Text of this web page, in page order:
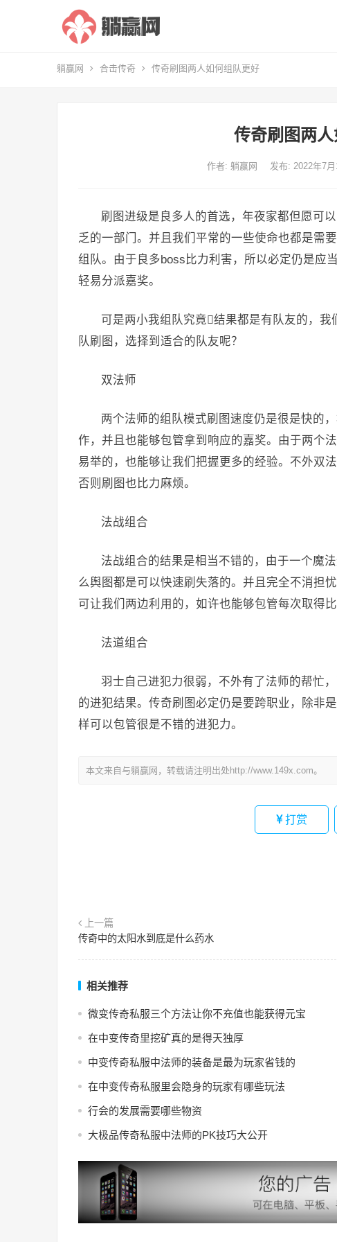
躺赢网 合击传奇 传奇刷图两人如何组队更好
传奇刷图两
作者: 躺赢网 发布: 2022年7月
刷图进级是良多人的首选，年夜家都但愿可
乏的一部门。并且我们平常的一些使命也都是需
组队。由于良多boss比力利害，所以必定仍是应
轻易分派嘉奖。
可是两小我组队究竟结果都是有队友的，
队刷图，选择到适合的队友呢？
双法师
两个法师的组队模式刷图速度仍是很是快的
作，并且也能够包管拿到响应的嘉奖。由于两个
易举的，也能够让我们把握更多的经验。不外双
否则刷图也比力麻烦。
法战组合
法战组合的结果是相当不错的，由于一个魔
么舆图都是可以快速刷失落的。并且完全不消担
可让我们两边利用的，如许也能够包管每次取得比
法道组合
羽士自己进犯力很弱，不外有了法师的帮忙
的进犯结果。传奇刷图必定仍是要跨职业，除非
样可以包管很是不错的进犯力。
本文来自与躺赢网，转载请注明出处http://www.149x.com。
打赏
上一篇
传奇中的太阳水到底是什么药水
相关推荐
微变传奇私服三个方法让你不充值也能获得元宝
在中变传奇里挖矿真的是得天独厚
中变传奇私服中法师的装备是最为玩家省钱的
在中变传奇私服里会隐身的玩家有哪些玩法
行会的发展需要哪些物资
大极品传奇私服中法师的PK技巧大公开